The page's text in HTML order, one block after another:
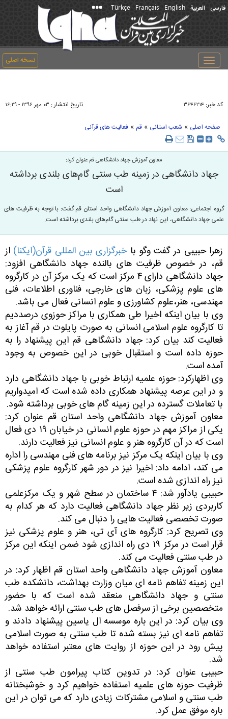
فارسی العربیة English
Français
Türkçe
نسخه اصلی
Toggle
navigation
کد خبر: ۳۶۴۶۲۱۴ تاریخ انتشار : ۰۳ مهر ۱۳۹۶ - ۱۶:۲۹
صفحه اصلی » شعب استانی » قم » فعالیت های قرآنی
معاون آموزش جهاد دانشگاهی قم عنوان کرد:
جهاد دانشگاهی در زمینه طب سنتی گام‌های بلندی برداشته
است
گروه اجتماعی: معاون آموزش جهاد دانشگاهی واحد استان قم گفت: با توجه به ظرفیت های
علمی جهاد دانشگاهی، این نهاد در طب سنتی گام‌های بلندی برداشته است.
زهرا حبیبی در گفت وگو باخبرگزاری بین المللی قرآن(ایکنا) از
قم، در خصوص ظرفیت های بالنده جهاد دانشگاهی افزود:
جهاد دانشگاهی دارای ۴ مرکز است که یک مرکز آن در کارگروه
های علوم پزشکی، زبان های خارجی، فناوری اطلاعات، فنی
مهندسی، هنر،علوم کشاورزی و علوم انسانی فعال می باشد.
وی با بیان اینکه اخیرا طی همکاری با مراکز حوزوی درصددیم
تا کارگروه علوم اسلامی انسانی به صورت پایلوت در قم آغاز به
فعالیت کند بیان کرد: جهاد دانشگاهی قم این پیشنهاد را به
حوزه داده است و استقبال خوبی در این خصوص به وجود
آمده است.
وی اظهارکرد: حوزه علمیه ارتباط خوبی با جهاد دانشگاهی دارد
و در این عرصه پیشنهاد همکاری داده شده است که امیدواریم
با تعاملات گسترده در این زمینه گام های خوبی برداشته شود.
معاون آموزش جهاد دانشگاهی واحد استان قم عنوان کرد:
یکی از مراکز مهم در حوزه علوم انسانی در خیابان ۱۹ دی فعال
است که در آن کارگروه هنر و علوم انسانی نیز فعالیت دارند.
وی با بیان اینکه یک مرکز نیز برنامه های فنی مهندسی را اداره
می کند، ادامه داد: اخیرا نیز در دور شهر کارگروه علوم پزشکی
نیز راه اندازی شده است.
حبیبی یادآور شد: ۴ ساختمان در سطح شهر و یک مرکزعلمی
کاربردی زیر نظر جهاد دانشگاهی فعالیت دارد که هر کدام به
صورت تخصصی فعالیت هایی را دنبال می کند.
وی تصریح کرد: کارگروه های آی تی، هنر و علوم پزشکی نیز
قرار است در مرکز ۱۹ دی راه اندازی شود ضمن اینکه این مرکز
در طب سنتی فعالیت می کند.
معاون آموزش جهاد دانشگاهی واحد استان قم اظهار کرد: در
این زمینه تفاهم نامه ای میان وزارت بهداشت، دانشکده طب
سنتی و جهاد دانشگاهی منعقد شده است که با حضور
متخصصین برخی از سرفصل های طب سنتی ارائه خواهد شد.
وی بیان کرد: در این باره موسسه ال یاسین پیشنهاد دادند و
تفاهم نامه ای نیز بسته شده تا طب سنتی به صورت اسلامی
پیش رود در این حوزه از روایت های معتبر استفاده خواهد
شد.
حبیبی عنوان کرد: در تدوین کتاب پیرامون طب سنتی از
ظرفیت حوزه های علمیه استفاده خواهیم کرد و خوشبختانه
طب سنتی و اسلامی مشترکات زیادی دارد که می توان در این
باره موفق عمل کرد.